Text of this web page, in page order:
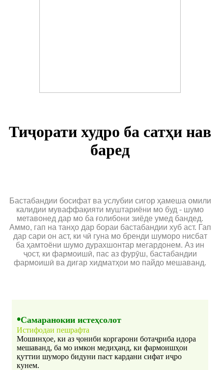
Тиҷорати худро ба сатҳи нав
баред
Бастабандии босифат ва услубии сигор ҳамеша омили
калидии муваффақияти муштариёни мо буд - шумо
метавонед дар мо ба ғолибони зиёде умед бандед.
Аммо, гап на танҳо дар бораи бастабандии хуб аст. Гап
дар сари он аст, ки чӣ гуна мо бренди шуморо нисбат
ба ҳамтоёни шумо дурахшонтар мегардонем. Аз ин
ҷост, ки фармоишӣ, пас аз фурӯш, бастабандии
фармоишӣ ва дигар хидматҳои мо пайдо мешаванд.
•Самаранокии истеҳсолот
Истифодаи пешрафта
Мошинҳое, ки аз ҷониби коргарони ботаҷриба идора
мешаванд, ба мо имкон медиҳанд, ки фармоишҳои
қуттии шуморо бидуни паст кардани сифат иҷро
кунем.